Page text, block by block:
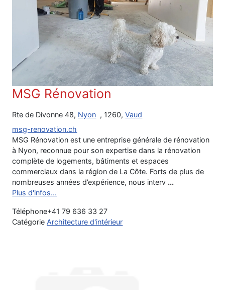
MSG Rénovation
Rte de Divonne 48, Nyon , 1260,Vaud
msg-renovation.ch
MSG Rénovation est une entreprise générale de rénovation
à Nyon, reconnue pour son expertise dans la rénovation
complète de logements, bâtiments et espaces
commerciaux dans la région de La Côte. Forts de plus de
nombreuses années d’expérience, nous interv ...
Plus d'infos...
Téléphone+41 79 636 33 27
Catégorie Architecture d'intérieur